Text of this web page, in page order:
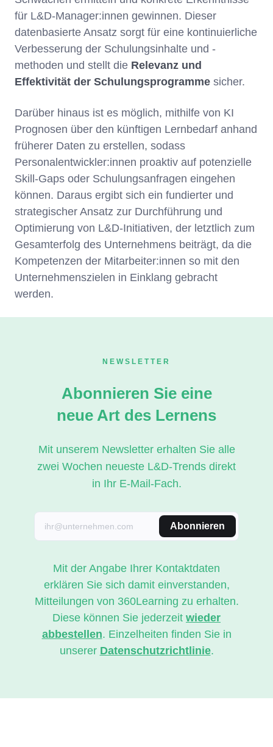
für L&D-Manager:innen gewinnen. Dieser
datenbasierte Ansatz sorgt für eine kontinuierliche
Verbesserung der Schulungsinhalte und -
methoden und stellt die Relevanz und
Effektivität der Schulungsprogramme sicher.
Darüber hinaus ist es möglich, mithilfe von KI
Prognosen über den künftigen Lernbedarf anhand
früherer Daten zu erstellen, sodass
Personalentwickler:innen proaktiv auf potenzielle
Skill-Gaps oder Schulungsanfragen eingehen
können. Daraus ergibt sich ein fundierter und
strategischer Ansatz zur Durchführung und
Optimierung von L&D-Initiativen, der letztlich zum
Gesamterfolg des Unternehmens beiträgt, da die
Kompetenzen der Mitarbeiter:innen so mit den
Unternehmenszielen in Einklang gebracht
werden.
NEWSLETTER
Abonnieren Sie eine
neue Art des Lernens
Mit unserem Newsletter erhalten Sie alle
zwei Wochen neueste L&D-Trends direkt
in Ihr E-Mail-Fach.
Abonnieren
Mit der Angabe Ihrer Kontaktdaten
erklären Sie sich damit einverstanden,
Mitteilungen von 360Learning zu erhalten.
Diese können Sie jederzeit wieder
abbestellen. Einzelheiten finden Sie in
unserer Datenschutzrichtlinie.